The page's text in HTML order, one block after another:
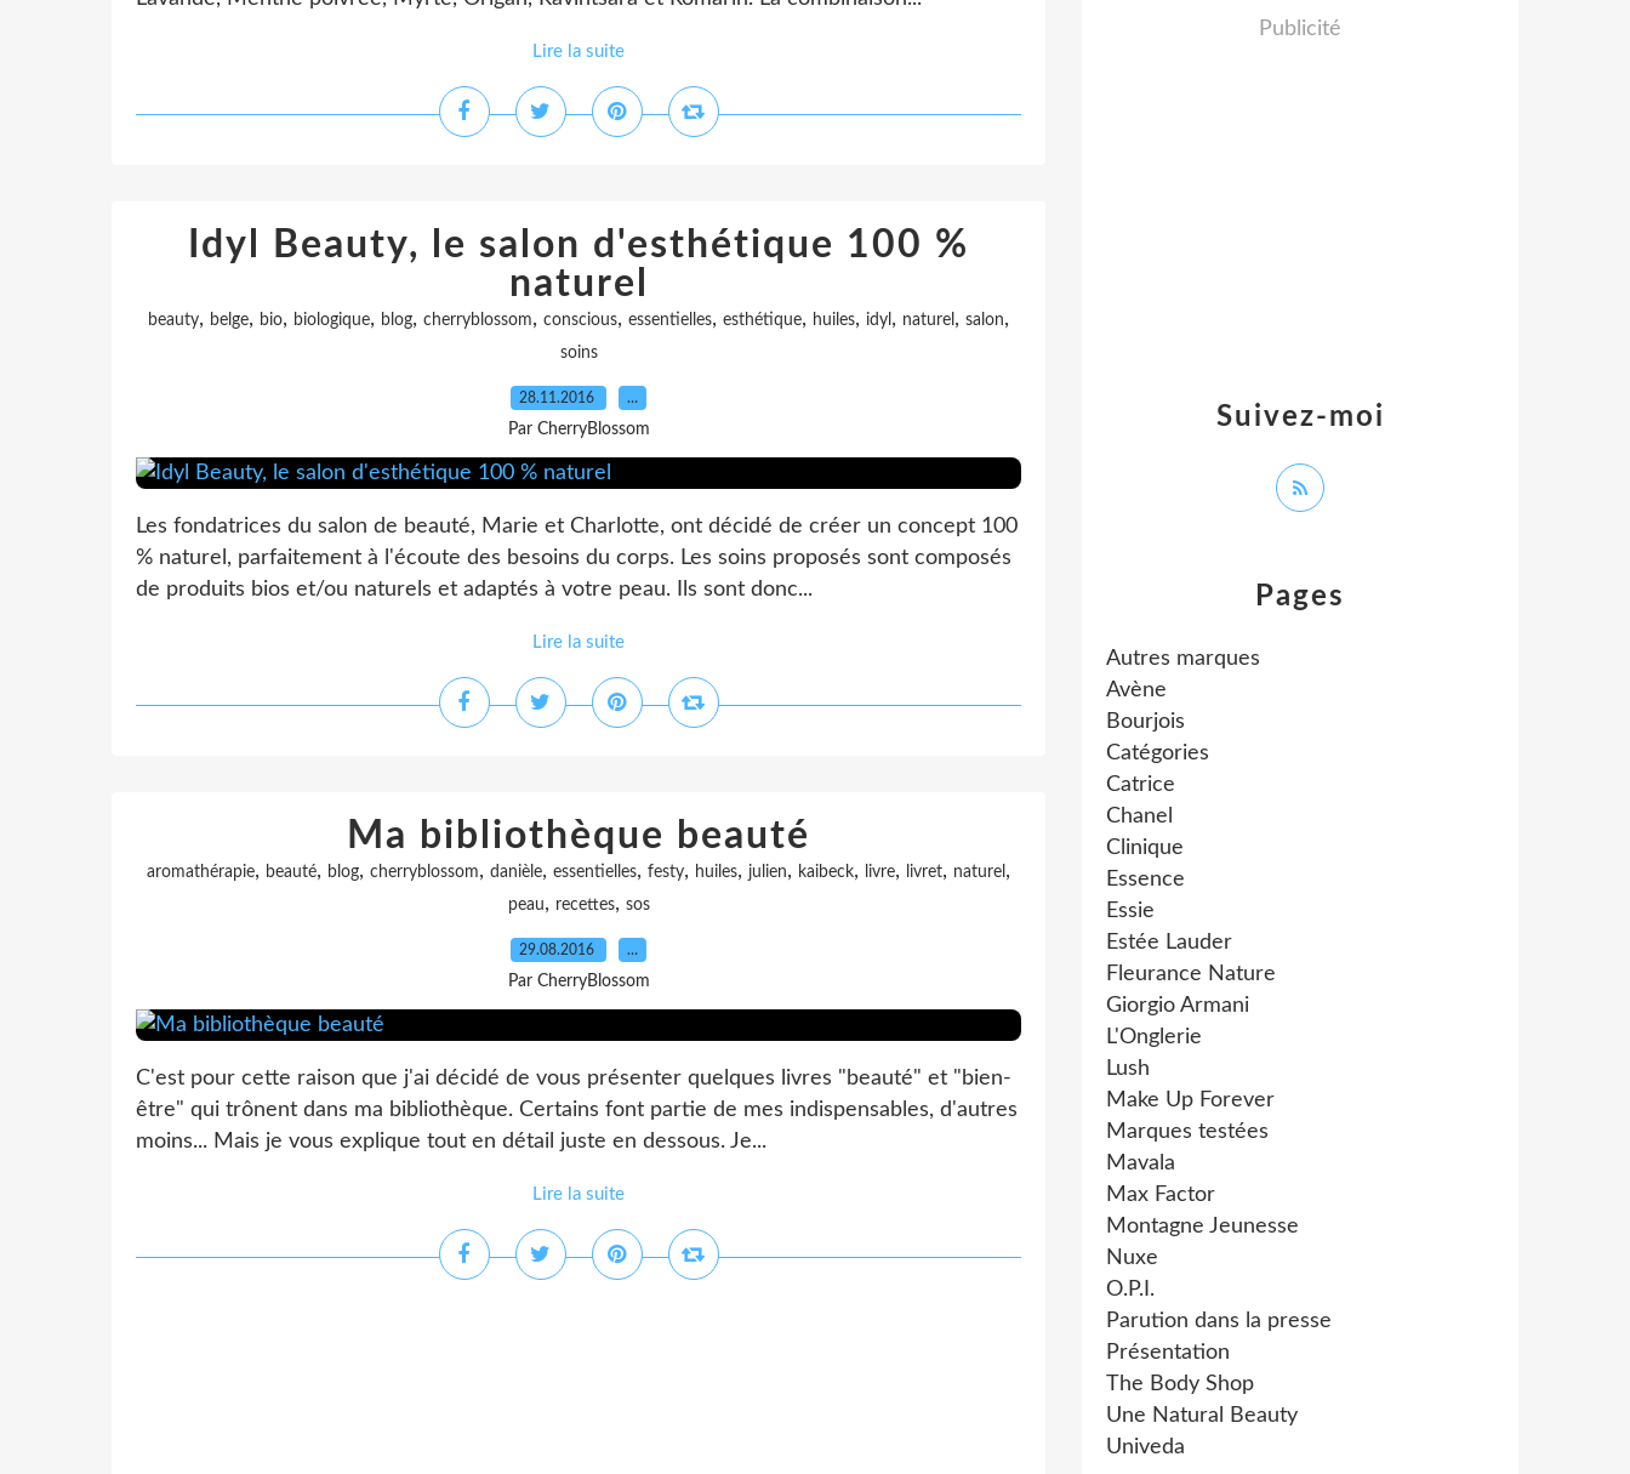
Lire la suite
Idyl Beauty, le salon d'esthétique 100 %
naturel
beauty, belge, bio, biologique, blog, cherryblossom, conscious, essentielles, esthétique, huiles, idyl , naturel , salon,
soins
28.11.2016 …
Par CherryBlossom
Les fondatrices du salon de beauté, Marie et Charlotte, ont décidé de créer un concept 100
% naturel, parfaitement à l'écoute des besoins du corps. Les soins proposés sont composés
de produits bios et/ou naturels et adaptés à votre peau. Ils sont donc...
Lire la suite
Ma bibliothèque beauté
aromathérapie, beauté, blog, cherryblossom, danièle, essentielles, festy, huiles, julien, kaibeck, livre, livret, naturel ,
peau, recettes, sos
29.08.2016 …
Par CherryBlossom
C'est pour cette raison que j'ai décidé de vous présenter quelques livres "beauté" et "bien-
être" qui trônent dans ma bibliothèque. Certains font partie de mes indispensables, d'autres
moins... Mais je vous explique tout en détail juste en dessous. Je...
Lire la suite
Pages
Autres marques
Avène
Bourjois
Catégories
Catrice
Chanel
Clinique
Essence
Essie
Estée Lauder
Fleurance Nature
Giorgio Armani
L'Onglerie
Lush
Make Up Forever
Marques testées
Mavala
Max Factor
Montagne Jeunesse
Nuxe
O.P.I.
Parution dans la presse
Présentation
The Body Shop
Une Natural Beauty
Univeda
Suivez-moi
Publicité